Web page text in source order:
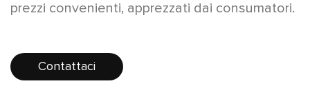
prezzi convenienti, apprezzati dai consumatori.
alcuni prodotti vengono esportati in Europa,
Contattaci